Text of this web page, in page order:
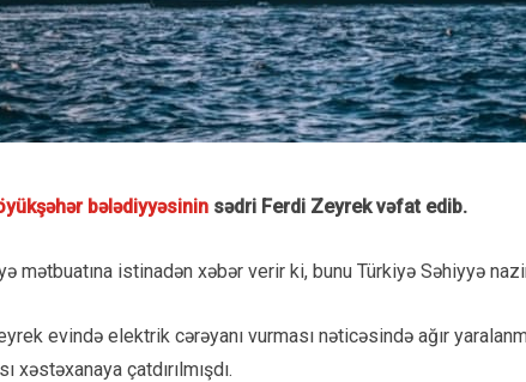
bələdiyyəsinin sədri Ferdi Zeyrek vəfat edib.
mətbuatına istinadən xəbər verir ki, bunu Türkiyə Səhiyyə
evində elektrik cərəyanı vurması nəticəsində ağır
xəstəxanaya çatdırılmışdı.